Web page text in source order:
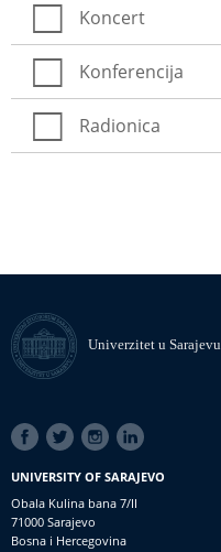
Koncert
Konferencija
Radionica
Univerzitet u Sarajevu
SOCIAL
LINKS
UNIVERSITY OF SARAJEVO
Obala Kulina bana 7/II
71000 Sarajevo
Bosna i Hercegovina